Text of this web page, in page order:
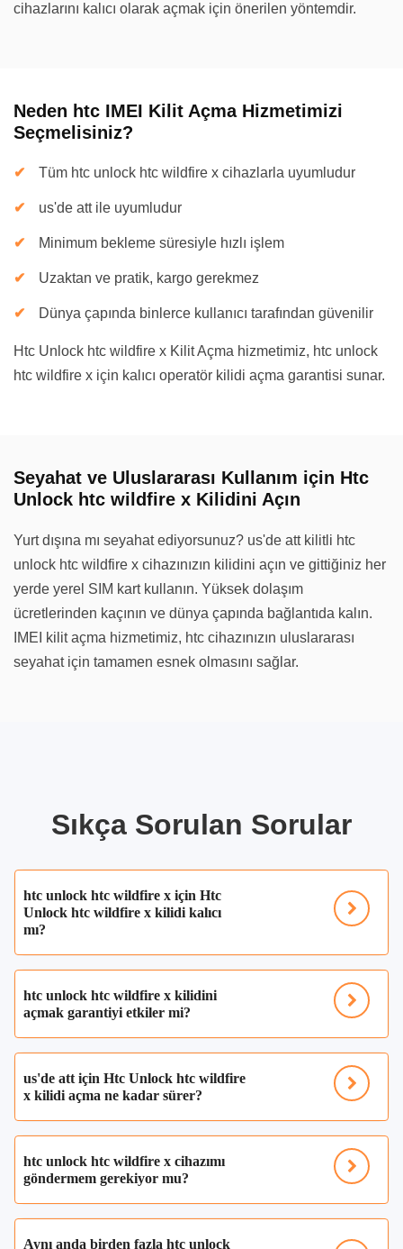
cihazlarını kalıcı olarak açmak için önerilen yöntemdir.
Neden htc IMEI Kilit Açma Hizmetimizi
Seçmelisiniz?
Tüm htc unlock htc wildfire x cihazlarla uyumludur
us'de att ile uyumludur
Minimum bekleme süresiyle hızlı işlem
Uzaktan ve pratik, kargo gerekmez
Dünya çapında binlerce kullanıcı tarafından güvenilir
Htc Unlock htc wildfire x Kilit Açma hizmetimiz, htc unlock
htc wildfire x için kalıcı operatör kilidi açma garantisi sunar.
Seyahat ve Uluslararası Kullanım için Htc
Unlock htc wildfire x Kilidini Açın
Yurt dışına mı seyahat ediyorsunuz? us'de att kilitli htc
unlock htc wildfire x cihazınızın kilidini açın ve gittiğiniz her
yerde yerel SIM kart kullanın. Yüksek dolaşım
ücretlerinden kaçının ve dünya çapında bağlantıda kalın.
IMEI kilit açma hizmetimiz, htc cihazınızın uluslararası
seyahat için tamamen esnek olmasını sağlar.
Sıkça Sorulan Sorular
htc unlock htc wildfire x için Htc
Unlock htc wildfire x kilidi kalıcı
mı?
htc unlock htc wildfire x kilidini
açmak garantiyi etkiler mi?
us'de att için Htc Unlock htc wildfire
x kilidi açma ne kadar sürer?
htc unlock htc wildfire x cihazımı
göndermem gerekiyor mu?
Aynı anda birden fazla htc unlock